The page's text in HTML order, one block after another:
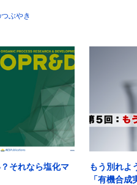
ぶやき
それなら塩化マ
もう別れよ
「有機合